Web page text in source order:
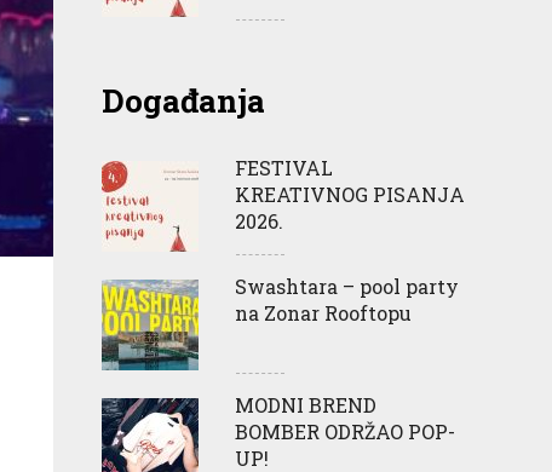
Događanja
FESTIVAL
KREATIVNOG PISANJA
2026.
Swashtara – pool party
na Zonar Rooftopu
MODNI BREND
BOMBER ODRŽAO POP-
UP!